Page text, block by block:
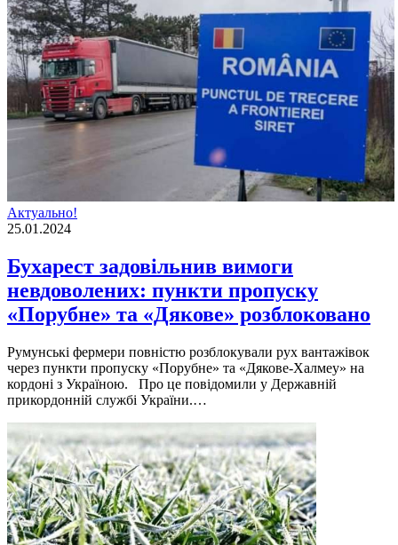
Актуально!
25.01.2024
Бухарест задовільнив вимоги
невдоволених: пункти пропуску
«Порубне» та «Дякове» розблоковано
Румунські фермери повністю розблокували рух вантажівок
через пункти пропуску «Порубне» та «Дякове-Халмеу» на
кордоні з Україною. Про це повідомили у Державній
прикордонній службі України.…